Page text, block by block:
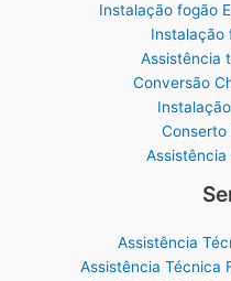
Instalação fogão
Instalação
Assistência
Conversão
Conserto
Assistência
Assistência Técnica